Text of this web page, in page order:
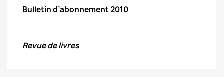
Bulletin d’abonnement 2010
Revue de livres